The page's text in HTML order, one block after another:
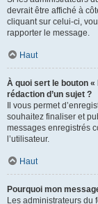
devrait être affiché à
cliquant sur celui-ci,
rapporter le message.
Haut
À quoi sert le bouton
rédaction d’un sujet ?
Il vous permet
souhaitez finaliser et
messages enregistrés
l’utilisateur.
Haut
Pourquoi mon
Les administrateurs du